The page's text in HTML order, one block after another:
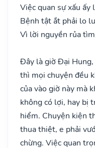
Việc quan sự xấu
Bệnh tật ắt phải lo
Vì lời nguyền rủa
Đây là giờ Đại Hung,
thì mọi chuyện đều
của vào giờ này mà
không có lợi, hay bị
hiểm. Chuyện kiện
thua thiệt, e phải
chừng. Việc quan